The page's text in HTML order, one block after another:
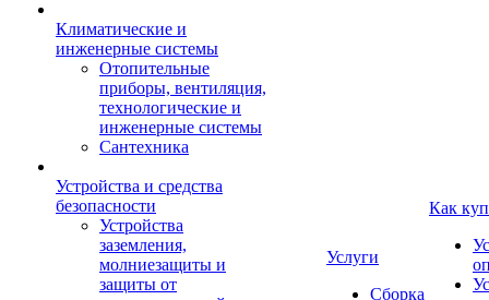
Климатические и
инженерные системы
Отопительные
приборы, вентиляция,
технологические и
инженерные системы
Сантехника
Устройства и средства
безопасности
Устройства
заземления,
молниезащиты и
защиты от
Услуги
Сборка
Как